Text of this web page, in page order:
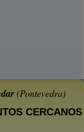
(Pontevedra)
CERCANOS